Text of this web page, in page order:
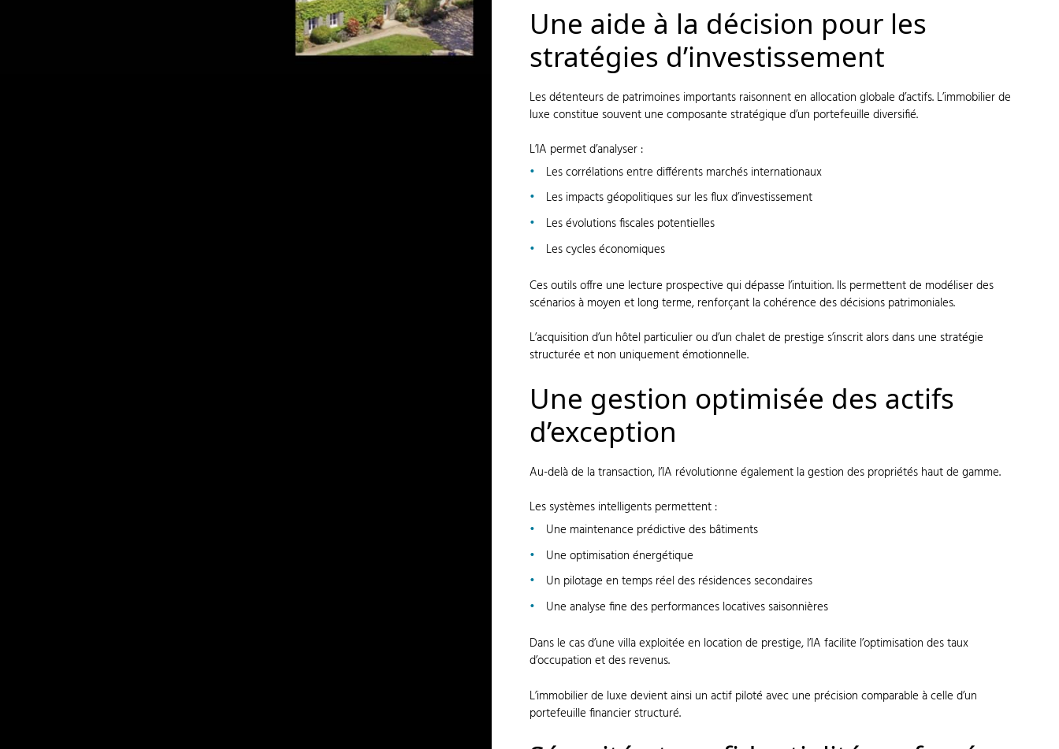
Une aide à la décision pour les
stratégies d’investissement
Les détenteurs de patrimoines importants raisonnent en allocation globale d’actifs. L’immobilier de
luxe constitue souvent une composante stratégique d’un portefeuille diversifié.
L’IA permet d’analyser :
Les corrélations entre différents marchés internationaux
Les impacts géopolitiques sur les flux d’investissement
Les évolutions fiscales potentielles
Les cycles économiques
Ces outils offre une lecture prospective qui dépasse l’intuition. Ils permettent de modéliser des
scénarios à moyen et long terme, renforçant la cohérence des décisions patrimoniales.
L’acquisition d’un hôtel particulier ou d’un chalet de prestige s’inscrit alors dans une stratégie
structurée et non uniquement émotionnelle.
Une gestion optimisée des actifs
d’exception
Au-delà de la transaction, l’IA révolutionne également la gestion des propriétés haut de gamme.
Les systèmes intelligents permettent :
Une maintenance prédictive des bâtiments
Une optimisation énergétique
Un pilotage en temps réel des résidences secondaires
Une analyse fine des performances locatives saisonnières
Dans le cas d’une villa exploitée en location de prestige, l’IA facilite l’optimisation des taux
d’occupation et des revenus.
L’immobilier de luxe devient ainsi un actif piloté avec une précision comparable à celle d’un
portefeuille financier structuré.